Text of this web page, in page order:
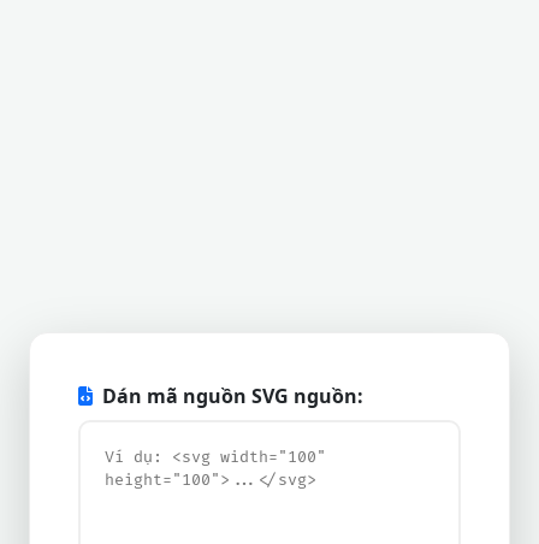
Dán mã nguồn SVG nguồn: